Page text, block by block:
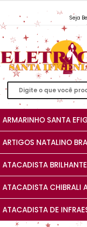
Seja
ARMARINHO SANTA
ARTIGOS NATALINO
ATACADISTA
ATACADISTA CHIBRALI
ATACADISTA DE